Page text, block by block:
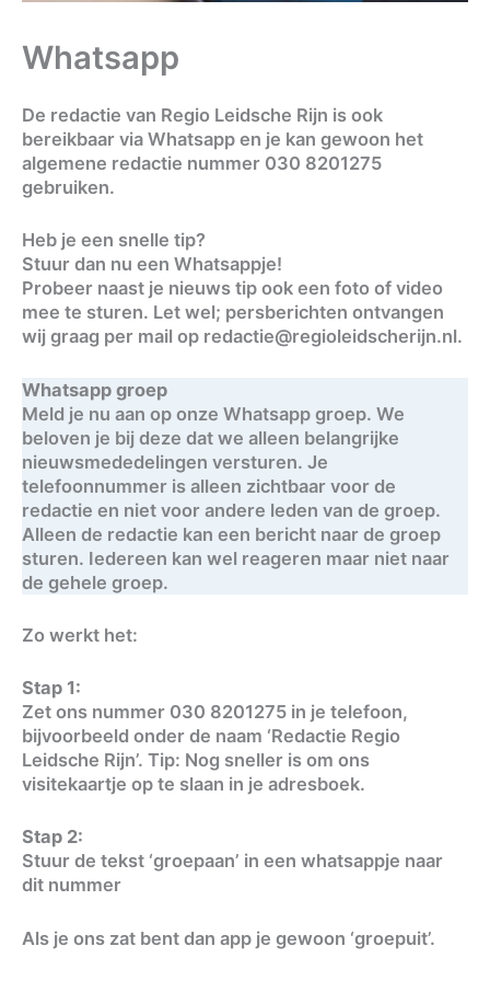
Whatsapp
De redactie van Regio Leidsche Rijn is ook
bereikbaar via Whatsapp en je kan gewoon het
algemene redactie nummer 030 8201275
gebruiken.
Heb je een snelle tip?
Stuur dan nu een Whatsappje!
Probeer naast je nieuws tip ook een foto of video
mee te sturen. Let wel; persberichten ontvangen
wij graag per mail op redactie@regioleidscherijn.nl.
Whatsapp groep
Meld je nu aan op onze Whatsapp groep. We
beloven je bij deze dat we alleen belangrijke
nieuwsmededelingen versturen. Je
telefoonnummer is alleen zichtbaar voor de
redactie en niet voor andere leden van de groep.
Alleen de redactie kan een bericht naar de groep
sturen. Iedereen kan wel reageren maar niet naar
de gehele groep.
Zo werkt het:
Stap 1:
Zet ons nummer 030 8201275 in je telefoon,
bijvoorbeeld onder de naam ‘Redactie Regio
Leidsche Rijn’. Tip: Nog sneller is om ons
visitekaartje op te slaan in je adresboek.
Stap 2:
Stuur de tekst ‘groepaan’ in een whatsappje naar
dit nummer
Als je ons zat bent dan app je gewoon ‘groepuit’.